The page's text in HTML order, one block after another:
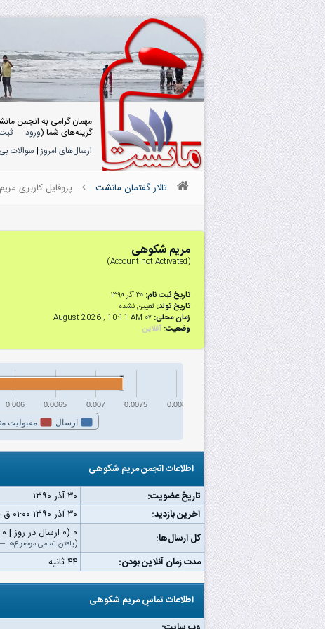
مهمان گرامی به انجمن
گزینه‌های شما (ورود—
ارسال‌های امروز| سوالات
تالار گفتمان مانشت پروفایل کاربری
مریم شکوهی
(Account not Activated)
تاریخ ثبت نام: ۳۰ آذر ۱۳۹۰
تاریخ تولد: تعیین نشده
زمان محلی: ۰۷ August 2026 , 10:11 AM
وضعیت: آفلاین
ارسال مقبولیت
0.006 0.0065 0.007 0.0075 0.008
اطلاعات انجمن مریم شکوهی
تاریخ عضویت:
۳۰ آذر ۱۳۹۰
آخرین بازدید:
۳۰ آذر ۱۳۹۰ ۰۱:۰۰ ق.ظ
کل ارسال‌ها:
۰ (۰ ارسال در روز | ۰ درصد از کل ارسال‌ها)
(یافتن تمامی موضوع‌ها
مدت زمان آنلاین بودن: ۴۴ ثانیه
اطلاعات تماسِ مریم شکوهی